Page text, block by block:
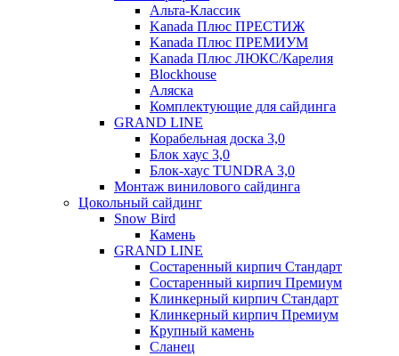
Альта-Классик
Kanada Плюс ПРЕСТИЖ
Kanada Плюс ПРЕМИУМ
Kanada Плюс ЛЮКС/Карелия
Blockhouse
Аляска
Комплектующие для сайдинга
GRAND LINE
Корабельная доска 3,0
Блок хаус 3,0
Блок-хаус TUNDRA 3,0
Монтаж винилового сайдинга
Цокольный сайдинг
Snow Bird
Камень
GRAND LINE
Состаренный кирпич Стандарт
Состаренный кирпич Премиум
Клинкерный кирпич Стандарт
Клинкерный кирпич Премиум
Крупный камень
Сланец